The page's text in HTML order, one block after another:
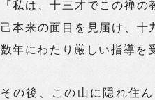
「私は、十三才でこの禅
己本来の面目を見届け、十
数年にわたり厳しい指導を
その後、この山に隠れ住